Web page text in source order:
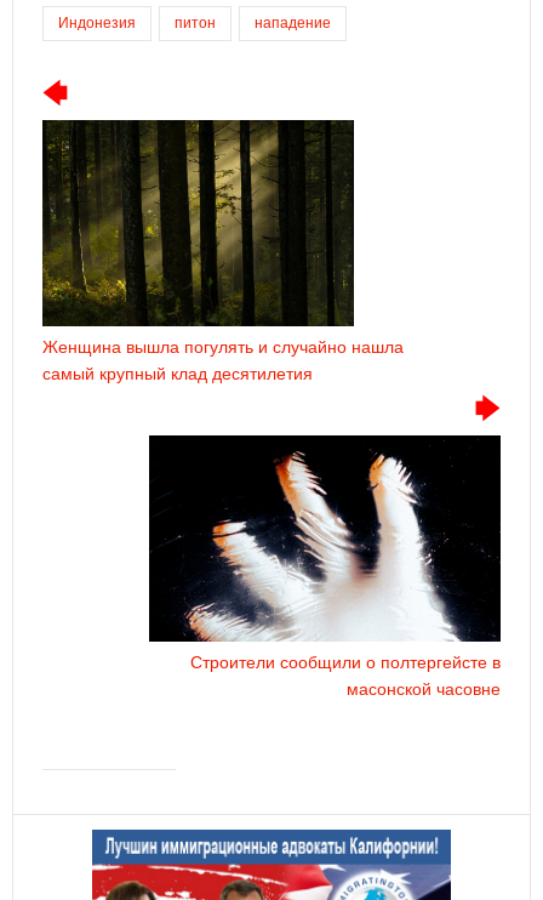
Индонезия питон нападение
Женщина вышла погулять и случайно нашла
самый крупный клад десятилетия
Строители сообщили о полтергейсте в
масонской часовне